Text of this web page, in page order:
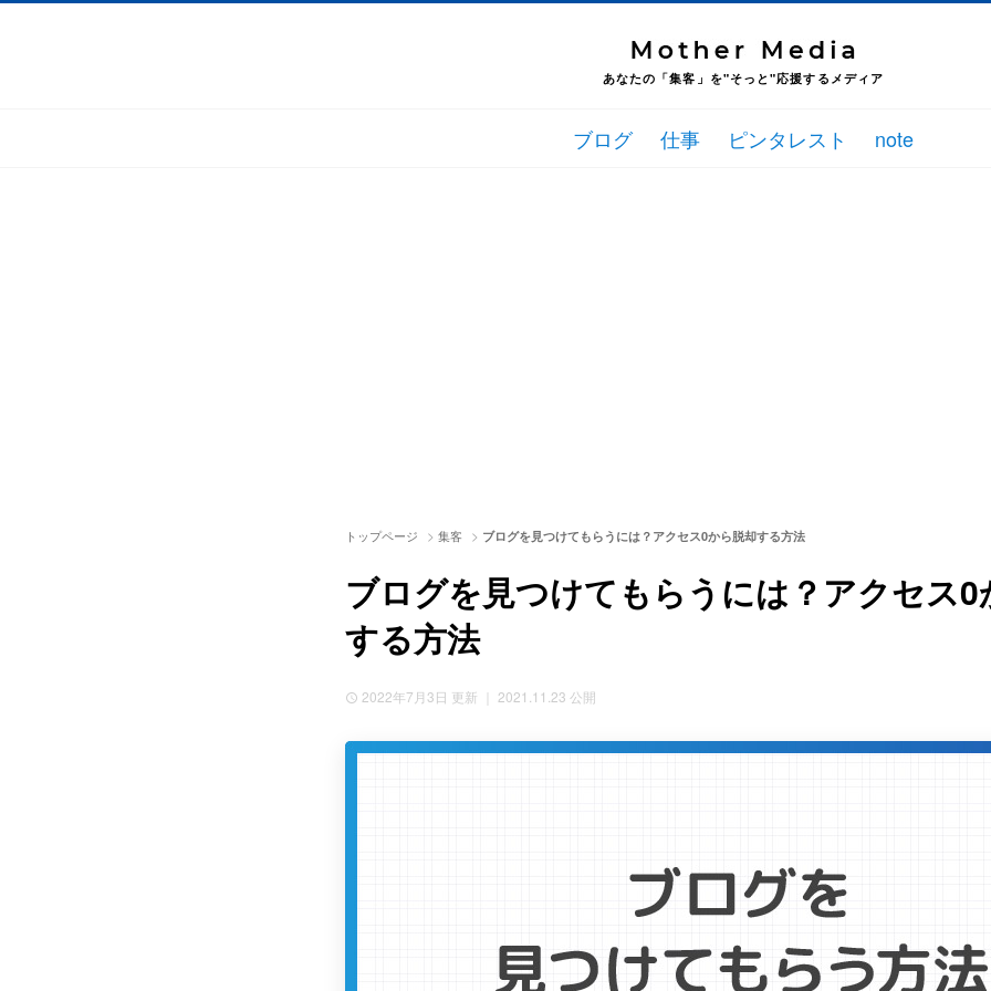
あなたの「集客」を"そっと"応援するメディア
ブログ 仕事 ピンタレスト note
トップページ > 集客 > ブログを見つけてもらうには？アクセス0から脱却する方法
ブログを見つけてもらうには？アクセス0
する方法
2022年7月3日 更新 ｜ 2021.11.23 公開